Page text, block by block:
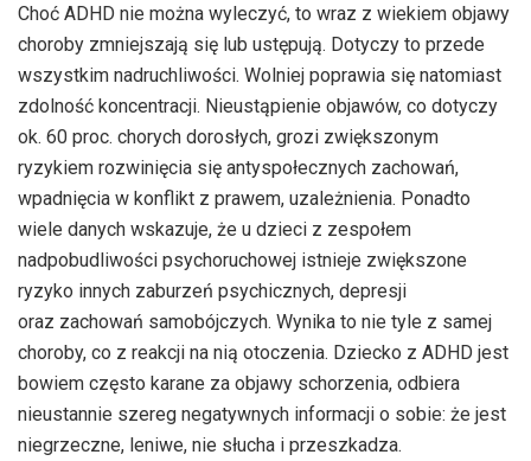
Choć ADHD nie można wyleczyć, to wraz z wiekiem objawy
choroby zmniejszają się lub ustępują. Dotyczy to przede
wszystkim nadruchliwości. Wolniej poprawia się natomiast
zdolność koncentracji. Nieustąpienie objawów, co dotyczy
ok. 60 proc. chorych dorosłych, grozi zwiększonym
ryzykiem rozwinięcia się antyspołecznych zachowań,
wpadnięcia w konflikt z prawem, uzależnienia. Ponadto
wiele danych wskazuje, że u dzieci z zespołem
nadpobudliwości psychoruchowej istnieje zwiększone
ryzyko innych zaburzeń psychicznych, depresji
oraz zachowań samobójczych. Wynika to nie tyle z samej
choroby, co z reakcji na nią otoczenia. Dziecko z ADHD jest
bowiem często karane za objawy schorzenia, odbiera
nieustannie szereg negatywnych informacji o sobie: że jest
niegrzeczne, leniwe, nie słucha i przeszkadza.